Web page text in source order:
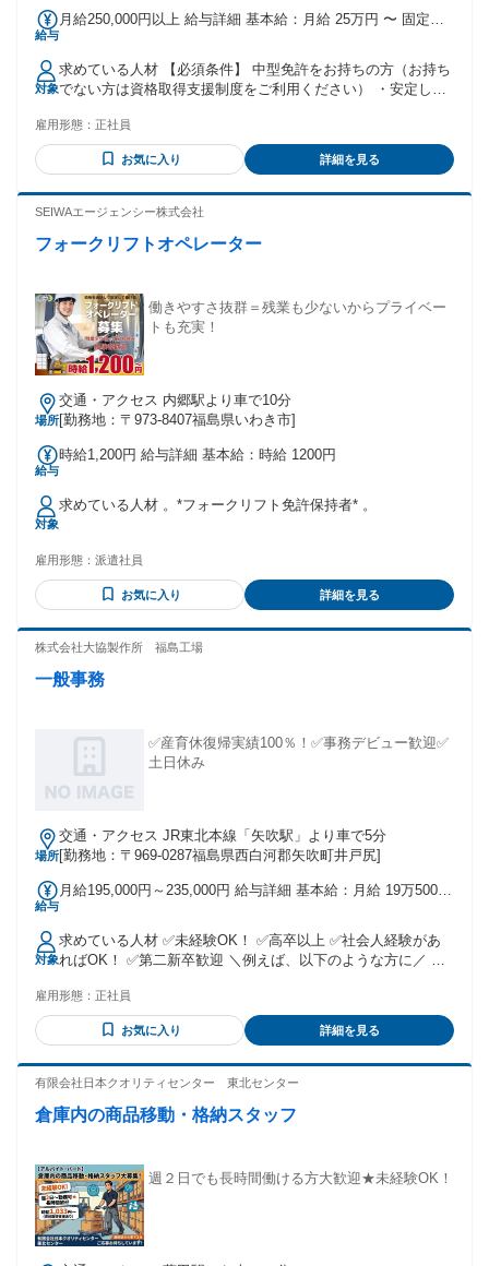
給与
月給250,000円以上 給与詳細 基本給：月給 25万円 〜 固定残
勤・家族手当金額：なし 全員に一律で支払われるその他手当
金額：なし 経験・能力により優遇
対象
求めている人材 【必須条件】 中型免許をお持ちの方（お持ち
でない方は資格取得支援制度をご利用ください） ・安定した
い方 ・ドライバー未経験から手に職をつけたい方 経験不問
（未経験の方、ブランクがある方も大歓迎！） 茶髪、ピア
ス、ヒゲなども限度内でOK！個性を尊重します。
雇用形態： 正社員
お気に入り 詳細を見る
SEIWAエージェンシー株式会社
フォークリフトオペレーター
働きやすさ抜群＝残業も少ないからプライベー
トも充実！
場所
交通・アクセス 内郷駅より車で10分
[勤務地：〒973-8407福島県いわき市]
給与
時給1,200円 給与詳細 基本給：時給 1200円
対象
求めている人材 。*フォークリフト免許保持者* 。
雇用形態： 派遣社員
お気に入り 詳細を見る
株式会社大協製作所 福島工場
一般事務
✅産育休復帰実績100％！✅事務デビュー歓迎✅
土日休み
場所
交通・アクセス JR東北本線「矢吹駅」より車で5分
[勤務地：〒969-0287福島県西白河郡矢吹町井戸尻]
給与
月給195,000円～235,000円 給与詳細 基本給：月給 19万5000
で支払われる通勤・皆勤・家族手当金額：なし 全員に一律で
支払われるその他手当金額：なし ◆昇給年1回 ◆賞与年2回
◆交通費支給（月額上限2万5千円迄） ◆職務手当：1～3万円
対象
求めている人材 ✅未経験OK！ ✅高卒以上 ✅社会人経験があ
ればOK！ ✅第二新卒歓迎 ＼例えば、以下のような方に／ ￣
ムで安定して働きたい方 ●チームワークを大切にできる方 ●仕
事とプライベートを両立させたい方 ＼一緒に働く仲間たち
は…／ ￣V￣￣￣￣￣￣￣￣￣￣￣ ✅現在、同じポジション
✅「家が近いから」という理由で入社した社員も◎ ✅子育て
躍中！／ ￣V￣￣￣￣￣￣￣￣￣￣￣ ●元保険の営業職から
良でも 柔軟に対応できて安心！」 風通しの良い環境で、 お
互いにフォローしながら働いています！
雇用形態： 正社員
お気に入り 詳細を見る
有限会社日本クオリティセンター 東北センター
倉庫内の商品移動・格納スタッフ
週２日でも長時間働ける方大歓迎★未経験OK！